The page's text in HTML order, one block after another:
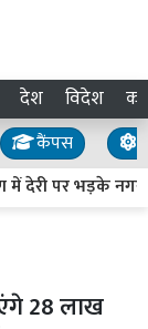
देश विदेश
कैंपस
में देरी पर भड़के
28 लाख